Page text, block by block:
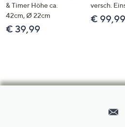
& Timer Höhe ca.
42cm, Ø 22cm
€ 39,99
versch.
€ 99,99